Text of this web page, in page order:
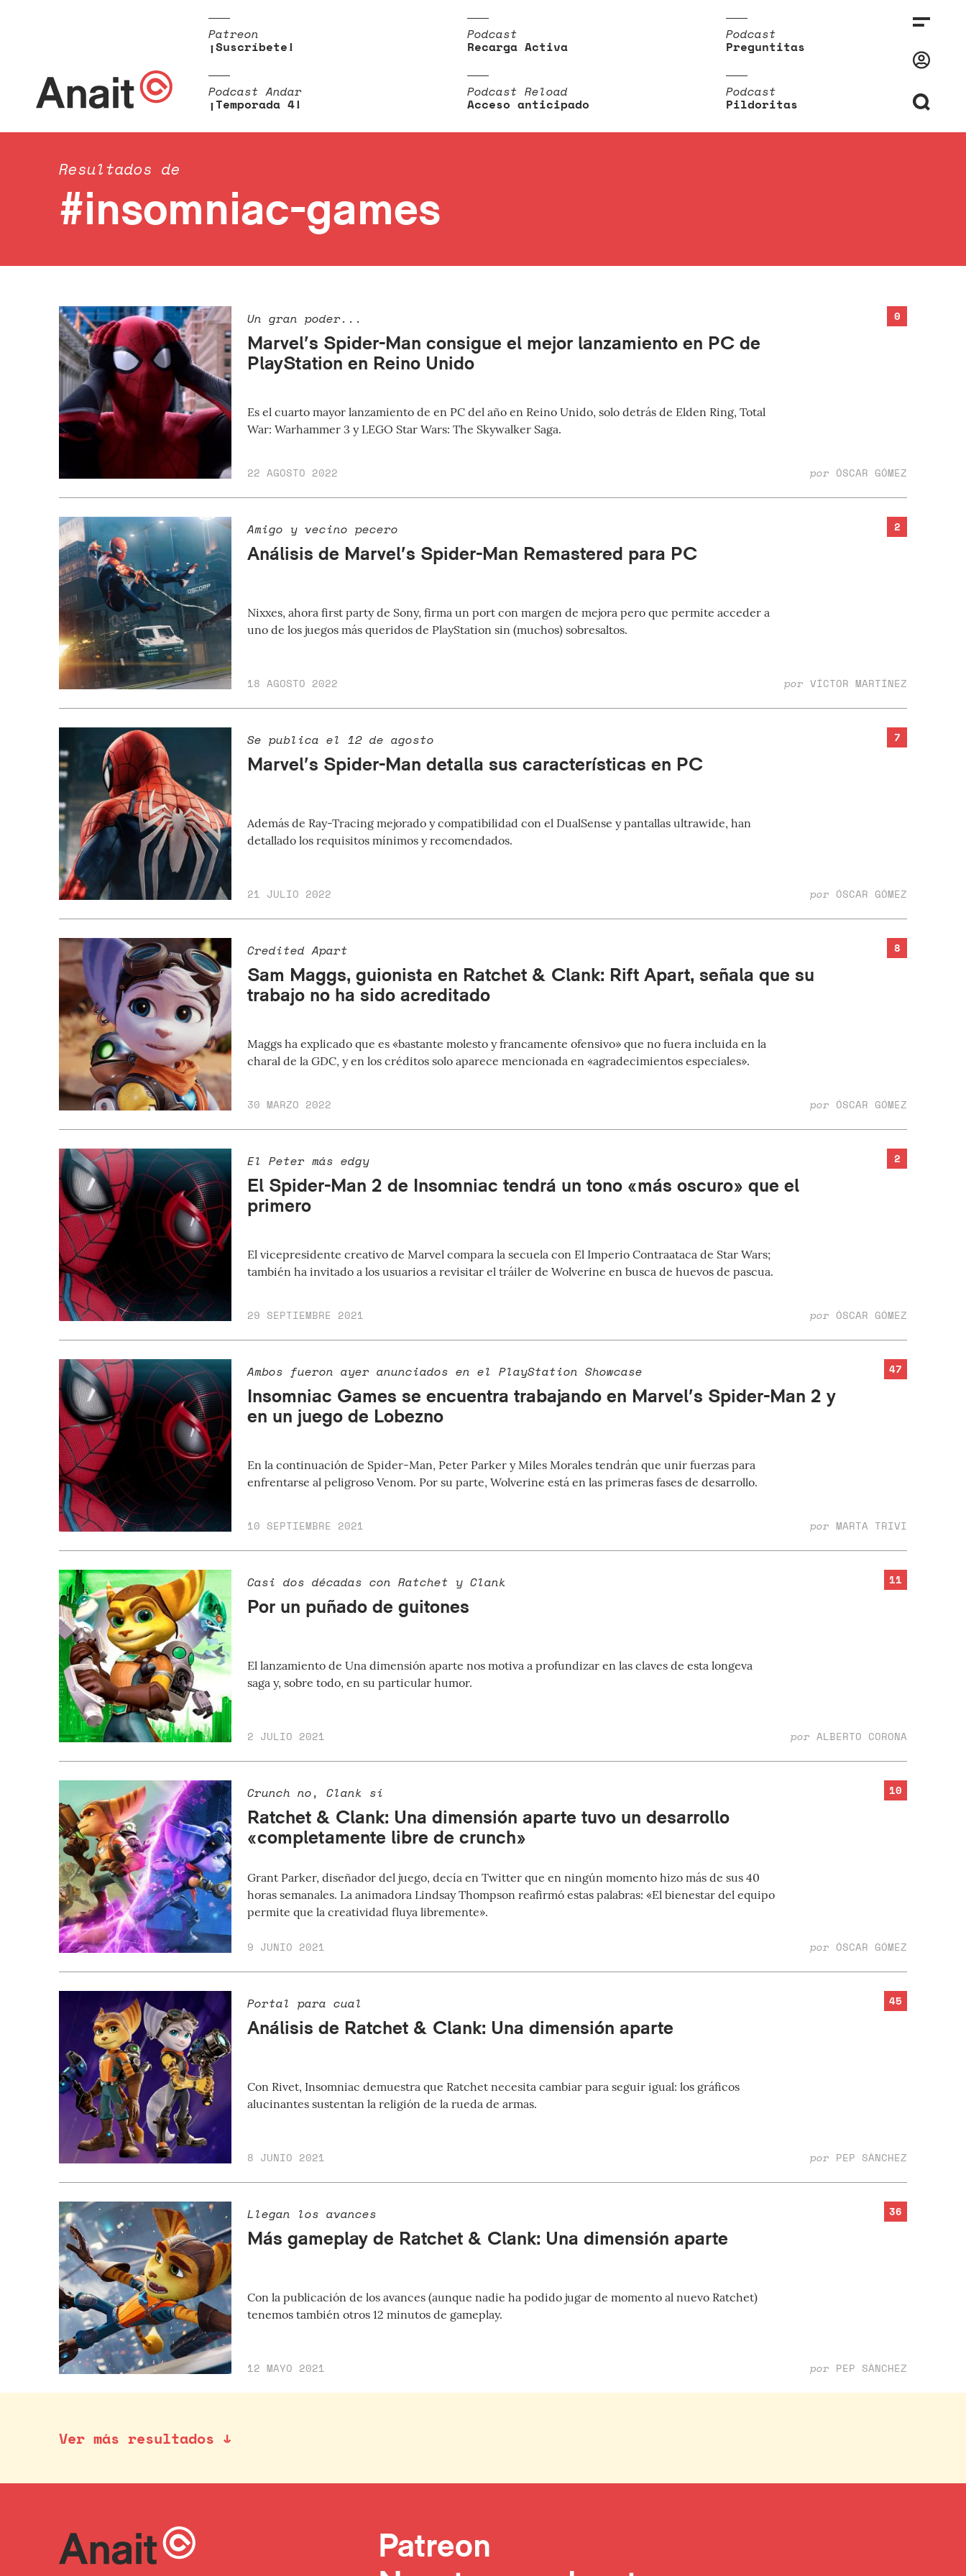
Patreon
¡Suscríbete!
Podcast
Recarga Activa
Podcast
Preguntitas
Podcast Andar
¡Temporada 4!
Podcast Reload
Acceso anticipado
Podcast
Pildoritas
Resultados de
#insomniac-games
0
Un gran poder...
Marvel’s Spider-Man consigue el mejor lanzamiento en PC de
PlayStation en Reino Unido
Es el cuarto mayor lanzamiento de en PC del año en Reino Unido, solo detrás de Elden Ring, Total
War: Warhammer 3 y LEGO Star Wars: The Skywalker Saga.
22 AGOSTO 2022 por ÓSCAR GÓMEZ
2
Amigo y vecino pecero
Análisis de Marvel’s Spider-Man Remastered para PC
Nixxes, ahora first party de Sony, firma un port con margen de mejora pero que permite acceder a
uno de los juegos más queridos de PlayStation sin (muchos) sobresaltos.
18 AGOSTO 2022 por VÍCTOR MARTÍNEZ
7
Se publica el 12 de agosto
Marvel’s Spider-Man detalla sus características en PC
Además de Ray-Tracing mejorado y compatibilidad con el DualSense y pantallas ultrawide, han
detallado los requisitos mínimos y recomendados.
21 JULIO 2022 por ÓSCAR GÓMEZ
8
Credited Apart
Sam Maggs, guionista en Ratchet & Clank: Rift Apart, señala que su
trabajo no ha sido acreditado
Maggs ha explicado que es «bastante molesto y francamente ofensivo» que no fuera incluida en la
charal de la GDC, y en los créditos solo aparece mencionada en «agradecimientos especiales».
30 MARZO 2022 por ÓSCAR GÓMEZ
2
El Peter más edgy
El Spider-Man 2 de Insomniac tendrá un tono «más oscuro» que el
primero
El vicepresidente creativo de Marvel compara la secuela con El Imperio Contraataca de Star Wars;
también ha invitado a los usuarios a revisitar el tráiler de Wolverine en busca de huevos de pascua.
29 SEPTIEMBRE 2021 por ÓSCAR GÓMEZ
47
Ambos fueron ayer anunciados en el PlayStation Showcase
Insomniac Games se encuentra trabajando en Marvel’s Spider-Man 2 y
en un juego de Lobezno
En la continuación de Spider-Man, Peter Parker y Miles Morales tendrán que unir fuerzas para
enfrentarse al peligroso Venom. Por su parte, Wolverine está en las primeras fases de desarrollo.
10 SEPTIEMBRE 2021 por MARTA TRIVI
11
Casi dos décadas con Ratchet y Clank
Por un puñado de guitones
El lanzamiento de Una dimensión aparte nos motiva a profundizar en las claves de esta longeva
saga y, sobre todo, en su particular humor.
2 JULIO 2021 por ALBERTO CORONA
10
Crunch no, Clank sí
Ratchet & Clank: Una dimensión aparte tuvo un desarrollo
«completamente libre de crunch»
Grant Parker, diseñador del juego, decía en Twitter que en ningún momento hizo más de sus 40
horas semanales. La animadora Lindsay Thompson reafirmó estas palabras: «El bienestar del equipo
permite que la creatividad fluya libremente».
9 JUNIO 2021 por ÓSCAR GÓMEZ
45
Portal para cual
Análisis de Ratchet & Clank: Una dimensión aparte
Con Rivet, Insomniac demuestra que Ratchet necesita cambiar para seguir igual: los gráficos
alucinantes sustentan la religión de la rueda de armas.
8 JUNIO 2021 por PEP SÀNCHEZ
36
Llegan los avances
Más gameplay de Ratchet & Clank: Una dimensión aparte
Con la publicación de los avances (aunque nadie ha podido jugar de momento al nuevo Ratchet)
tenemos también otros 12 minutos de gameplay.
12 MAYO 2021 por PEP SÀNCHEZ
Ver más resultados ↓
Patreon